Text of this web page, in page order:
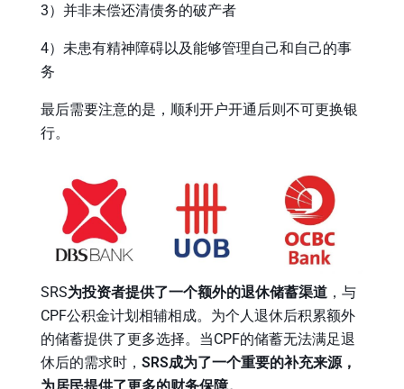
3）并非未偿还清债务的破产者
4）未患有精神障碍以及能够管理自己和自己的事
务
最后需要注意的是，顺利开户开通后则不可更换银
行。
SRS为投资者提供了一个额外的退休储蓄渠道 ，与
CPF公积金计划相辅相成。为个人退休后积累额外
的储蓄提供了更多选择。当CPF的储蓄无法满足退
休后的需求时， SRS成为了一个重要的补充来源，